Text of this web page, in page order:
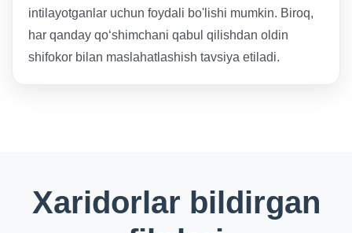
intilayotganlar uchun foydali bo'lishi mumkin. Biroq,
har qanday qo‘shimchani qabul qilishdan oldin
shifokor bilan maslahatlashish tavsiya etiladi.
Xaridorlar bildirgan